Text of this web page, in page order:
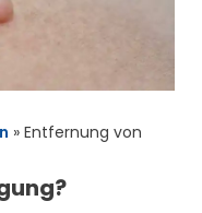
» Entfernung von